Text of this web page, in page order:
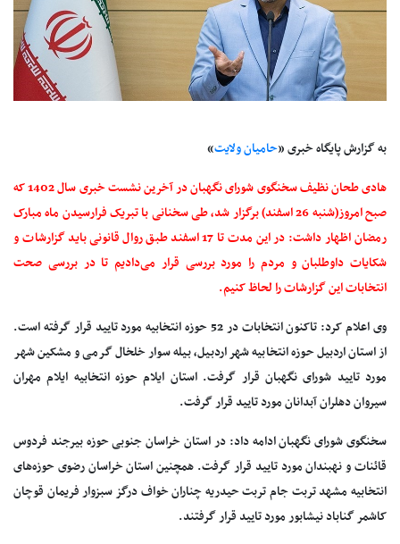
به گزارش پایگاه خبری «حامیان ولایت»
هادی طحان نظیف سخنگوی شورای نگهبان در آخرین نشست خبری سال 1402 که
صبح امروز(شنبه 26 اسفند) برگزار شد، طی سخنانی با تبریک فرارسیدن ماه مبارک
رمضان اظهار داشت: در این مدت تا 17 اسفند طبق روال قانونی باید گزارشات و
شکایات داوطلبان و مردم را مورد بررسی قرار می‌دادیم تا در بررسی صحت
انتخابات این گزارشات را لحاظ کنیم.
وی اعلام کرد: تاکنون انتخابات در 52 حوزه انتخابیه مورد تایید قرار گرفته است.
از استان اردبیل حوزه انتخابیه شهر اردبیل، بیله سوار خلخال گرمی و مشکین شهر
مورد تایید شورای نگهبان قرار گرفت. استان ایلام حوزه انتخابیه ایلام مهران
سیروان دهلران آبدانان مورد تایید قرار گرفت.
سخنگوی شورای نگهبان ادامه داد: در استان خراسان جنوبی حوزه بیرجند فردوس
قائنات و نهبندان مورد تایید قرار گرفت. همچنین استان خراسان رضوی حوزه‌های
انتخابیه مشهد تربت جام تربت حیدریه چناران خواف درگز سبزوار فریمان قوچان
کاشمر گناباد نیشابور مورد تایید قرار گرفتند.